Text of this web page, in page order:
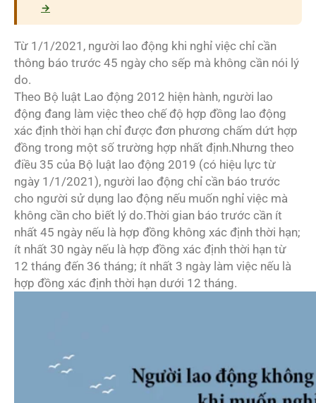
→
Từ 1/1/2021, người lao động khi nghỉ việc chỉ cần
thông báo trước 45 ngày cho sếp mà không cần nói lý
do.
Theo Bộ luật Lao động 2012 hiện hành, người lao
động đang làm việc theo chế độ hợp đồng lao động
xác định thời hạn chỉ được đơn phương chấm dứt hợp
đồng trong một số trường hợp nhất định.Nhưng theo
điều 35 của Bộ luật lao động 2019 (có hiệu lực từ
ngày 1/1/2021), người lao động chỉ cần báo trước
cho người sử dụng lao động nếu muốn nghỉ việc mà
không cần cho biết lý do.Thời gian báo trước cần ít
nhất 45 ngày nếu là hợp đồng không xác định thời hạn;
ít nhất 30 ngày nếu là hợp đồng xác định thời hạn từ
12 tháng đến 36 tháng; ít nhất 3 ngày làm việc nếu là
hợp đồng xác định thời hạn dưới 12 tháng.